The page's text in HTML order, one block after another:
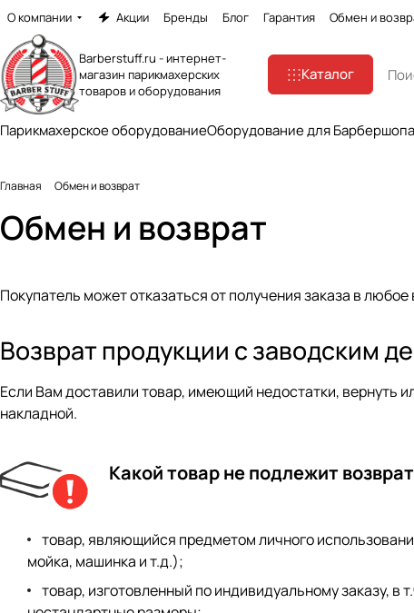
О компании Акции Бренды Блог Гарантия Обмен и
Barberstuff.ru - интернет-
магазин парикмахерских
товаров и оборудования
Каталог
Парикмахерское оборудованиеОборудование для Барбершопа
Главная Обмен и возврат
Обмен и возврат
Покупатель может отказаться от получения заказа в
Возврат продукции с заводским
Если Вам доставили товар, имеющий недостатки, вернуть
накладной.
Какой товар не подлежит
товар, являющийся предметом личного
мойка, машинка и т.д.);
товар, изготовленный по индивидуальному заказу, в